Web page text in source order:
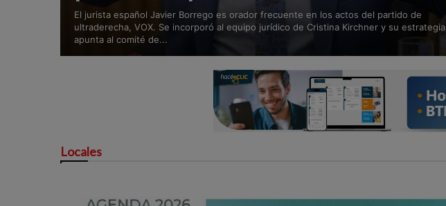
El jurista español Javier Borrego es orador frecuente en los actos del partido de
ultraderecha, VOX. Se incorporó al equipo jurídico de Cristina Kirchner y su estrategia
apunta al comité de...
Locales